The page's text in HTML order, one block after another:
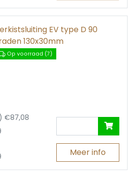
EV type D 90
130x30mm
Op voorraad (7)
€87,08
Meer info